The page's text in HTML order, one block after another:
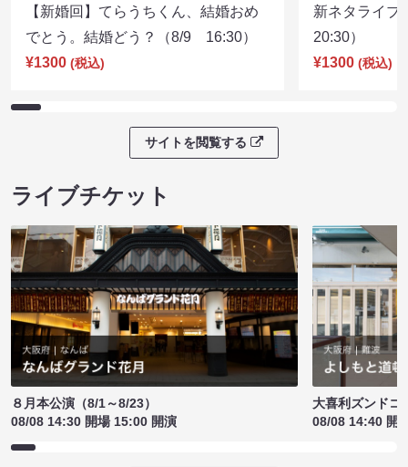
【新婚回】てらうちくん、結婚おめ
でとう。結婚どう？（8/9 16:30）
¥1300 (税込)
新ネタライ
20:30）
¥1300 (税込)
サイトを閲覧する
ライブチケット
８月本公演（8/1～8/23）
08/08 14:30 開場 15:00 開演
大喜利ズンドコ
08/08 14:40 開